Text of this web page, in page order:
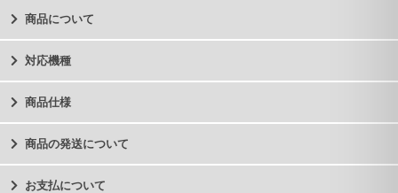
商品について
対応機種
商品仕様
商品の発送について
お支払について